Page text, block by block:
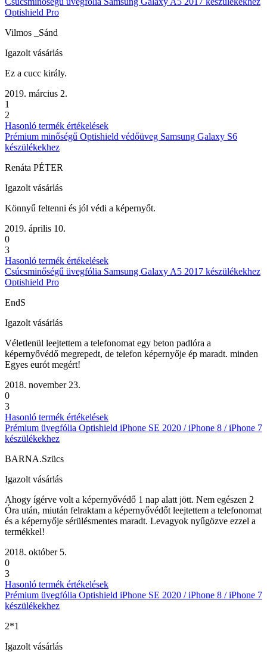
Optishield Pro
Vilmos _Sánd
Igazolt vásárlás
Ez a cucc király.
2019. március 2.
1
2
Hasonló termék értékelések
Prémium minőségű Optishield védőüveg Samsung Galaxy S6
készülékekhez
Renáta PÉTER
Igazolt vásárlás
Könnyű feltenni és jól védi a képernyőt.
2019. április 10.
0
3
Hasonló termék értékelések
Csúcsminőségű üvegfólia Samsung Galaxy A5 2017 készülékekhez
Optishield Pro
EndS
Igazolt vásárlás
Véletlenül leejtettem a telefonomat egy beton padlóra a
képernyővédő megrepedt, de telefon képernyője ép maradt. minden
Egyes eurót megért!
2018. november 23.
0
3
Hasonló termék értékelések
Prémium üvegfólia Optishield iPhone SE 2020 / iPhone 8 / iPhone 7
készülékekhez
BARNA.Szücs
Igazolt vásárlás
Ahogy ígérve volt a képernyővédő 1 nap alatt jött. Nem egészen 2
Óra után, miután felraktam a képernyővédőt leejtettem a telefonomat
és a képernyője sérülésmentes maradt. Levagyok nyűgözve ezzel a
termékkel!
2018. október 5.
0
3
Hasonló termék értékelések
Prémium üvegfólia Optishield iPhone SE 2020 / iPhone 8 / iPhone 7
készülékekhez
2*1
Igazolt vásárlás